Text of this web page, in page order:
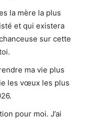
la mère la plus
et qui existera
sur cette
ma vie plus
les vœux les plus
pour moi. J’ai